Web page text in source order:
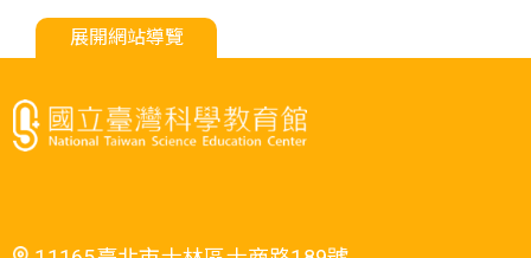
展開網站導覽